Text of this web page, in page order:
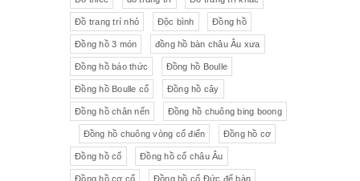
Đồ trang trí nhỏ Độc bình Đồng hồ
Đồng hồ 3 món đồng hồ bàn châu Âu xưa
Đồng hồ báo thức Đồng hồ Boulle
Đồng hồ Boulle cổ Đồng hồ cây
Đồng hồ chân nến Đồng hồ chuông bing boong
Đồng hồ chuông vòng cổ điển Đồng hồ cơ
Đồng hồ cổ Đồng hồ cổ châu Âu
Đồng hồ cơ cổ Đồng hồ cổ Đức để bàn